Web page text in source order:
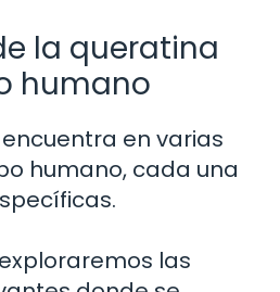
la queratina
humano
en varias
humano, cada una
las